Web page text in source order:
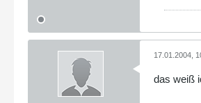
17.01.2004,
das weiß